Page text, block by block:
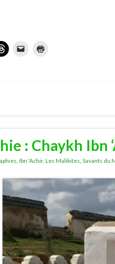
: Chaykh Ibn
Ibn 'Achir, Les Malikites Savants du